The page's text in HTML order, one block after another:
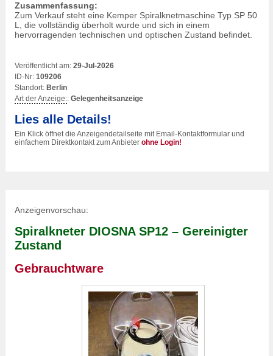
Zusammenfassung:
Zum Verkauf steht eine Kemper Spiralknetmaschine Typ SP 50
L, die vollständig überholt wurde und sich in einem
hervorragenden technischen und optischen Zustand befindet.
Veröffentlicht am: 29-Jul-2026
ID-Nr: 109206
Standort: Berlin
Art der Anzeige:: Gelegenheitsanzeige
Lies alle Details!
Ein Klick öffnet die Anzeigendetailseite mit Email-Kontaktformular und
einfachem Direktkontakt zum Anbieter ohne Login!
Anzeigenvorschau:
Spiralkneter DIOSNA SP12 – Gereinigter
Zustand
Gebrauchtware